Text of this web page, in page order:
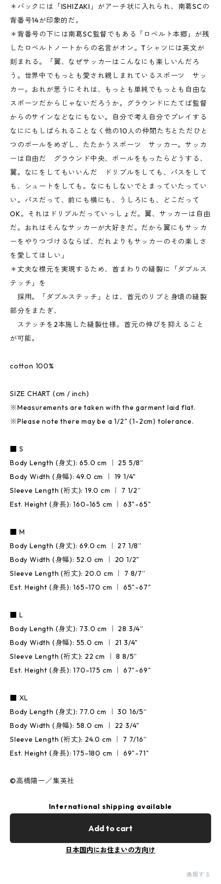
＊バックには「ISHIZAKI」がアーチ状に入れられ、南葛SCの
背番号14が印象的だ。
＊背番号の下には南葛SC監督でもある「ロベルト本郷」が残
したロベルトノートからの名言がオン。Tシャツには英文が
刻まれる。「翼、なぜサッカーはこんなにも楽しいんだろ
う。世界中でもっとも愛され親しまれているスポーツ サッ
カー。おれが思うにそれは、もっとも単純でもっとも自由な
スポーツだからじゃないだろうか。グラウンドにたてば監督
からのサインなどなにもない。自分で考え自分でプレイする
なににもしばられることなく他の10人の仲間たちとただひと
つのボールをめざし、たたかうスポーツ サッカー。サッカ
ーは自由だ グラウンド中央、ボールをもったらどうする、
翼。なにをしてもいいんだ ドリブルをしても、パスをして
も、シュートをしても。なにもしないでとまっていたってい
い。パスだって、前にも横にも、うしろにも、どこだって
OK。それはドリブルだっていっしょだ。翼、サッカーは自由
だ。おれはそんなサッカーが大好きだ。だから翼にもサッカ
ーをやりつづけるならば、だれよりもサッカーのその楽しさ
を愛してほしい」
＊丈夫な襟元を実現するため、首まわりの縫製に「ダブルス
テッチ」を
採用。「ダブルステッチ」とは、首元のリブと身頃の縫製
部分をまたぎ、
ステッチを2本施した縫製仕様。首元の伸びを抑えること
が可能。
cotton 100%
SIZE CHART (cm / inch)
※Measurements are taken with the garment laid flat.
※Please note there may be a 1/2" (1-2cm) tolerance.
■ S
Body Length (身丈): 65.0 cm ｜ 25 5/8”
Body Width (身幅): 49.0 cm ｜ 19 1/4"
Sleeve Length (裄丈): 19.0 cm ｜ 7 1/2”
Est. Height (身長): 160-165 cm ｜ 63"-65"
■ M
Body Length (身丈): 69.0 cm ｜ 27 1/8”
Body Width (身幅): 52.0 cm ｜ 20 1/2"
Sleeve Length (裄丈): 20.0 cm ｜ 7 8/7”
Est. Height (身長): 165-170 cm ｜ 65"-67"
■ L
Body Length (身丈): 73.0 cm ｜ 28 3/4”
Body Width (身幅): 55.0 cm ｜ 21 3/4"
Sleeve Length (裄丈): 22 cm ｜ 8 8/5”
Est. Height (身長): 170-175 cm ｜ 67"-69"
■ XL
Body Length (身丈): 77.0 cm ｜ 30 16/5“
Body Width (身幅): 58.0 cm ｜ 22 3/4"
Sleeve Length (裄丈): 24.0 cm ｜ 7 7/16”
Est. Height (身長): 175-180 cm ｜ 69"-71"
©高橋陽一／集英社
International shipping available
Add to cart
日本国内にお住まいの方向け
通報する